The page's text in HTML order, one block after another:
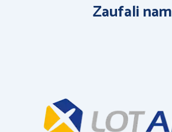
Zaufali nam